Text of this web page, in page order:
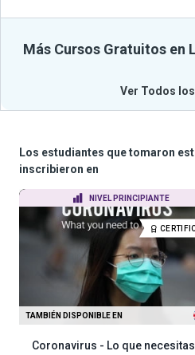
Más Cursos Gratuitos en
Ver Todos
Los estudiantes que tomaron
inscribieron en
NIVEL PRINCIPIANTE
TAMBIÉN DISPONIBLE EN
Coronavirus - Lo que necesitas